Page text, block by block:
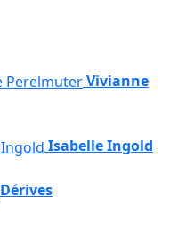
Vivianne
Isabelle Ingold
Dérives